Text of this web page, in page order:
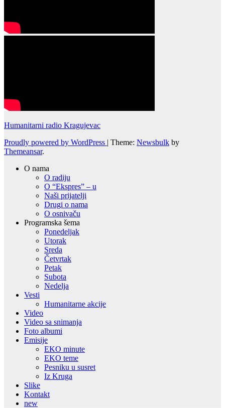
Humanitarni radio Kragujevac
Proudly powered by WordPress | Theme: Newsbulk by
Themeansar.
O nama
O radiju
O “Ekspres” – u
Naši prijatelji
Drugi o nama
O osnivaču
Programska šema
Ponedeljak
Utorak
Sreda
Četvrtak
Petak
Subota
Nedelja
Vesti
Humanitarne akcije
Video
Video sa snimanja
Foto albumi
Emisije
EKO minute
EKO teme
Pesniku u susret
Iz Kruga
Slike
Kontakt
new